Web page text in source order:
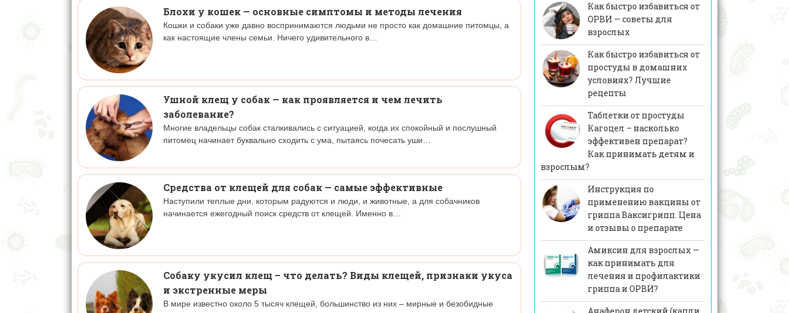
Блохи у кошек — основные симптомы и методы лечения
Кошки и собаки уже давно воспринимаются людьми не просто как домашние питомцы, а
как настоящие члены семьи. Ничего удивительного в…
Ушной клещ у собак — как проявляется и чем лечить
заболевание?
Многие владельцы собак сталкивались с ситуацией, когда их спокойный и послушный
питомец начинает буквально сходить с ума, пытаясь почесать уши…
Средства от клещей для собак — самые эффективные
Наступили теплые дни, которым радуются и люди, и животные, а для собачников
начинается ежегодный поиск средств от клещей. Именно в…
Собаку укусил клещ – что делать? Виды клещей, признаки укуса
и экстренные меры
В мире известно около 5 тысяч клещей, большинство из них – мирные и безобидные
Как быстро избавиться от
ОРВИ — советы для
взрослых
Как быстро избавиться от
простуды в домашних
условиях? Лучшие
рецепты
Таблетки от простуды
Кагоцел – насколько
эффективен препарат?
Как принимать детям и
взрослым?
Инструкция по
применению вакцины от
гриппа Ваксигрипп. Цена
и отзывы о препарате
Амиксин для взрослых —
как принимать для
лечения и профилактики
гриппа и ОРВИ?